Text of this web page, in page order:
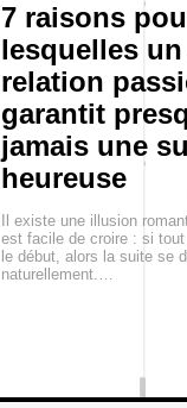
7 raisons
lesquelles
relation
garantit
jamais une
heureuse
Il existe une illusion
est facile de croire : si
le début, alors la suite se
naturellement.…